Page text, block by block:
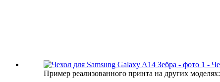
Пример реализованного принта на других моделях: